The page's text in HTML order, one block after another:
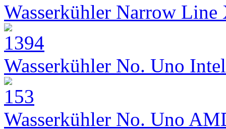
Wasserkühler Narrow
Wasserkühler No. Uno Intel
Wasserkühler No. Uno